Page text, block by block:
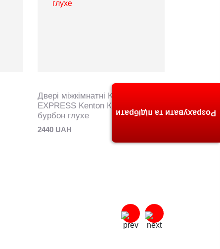
Двері міжкімнатні KORFAD
EXPRESS Kenton Каштан
бурбон глухе
2440 UAH
Розрахувати та підібрати